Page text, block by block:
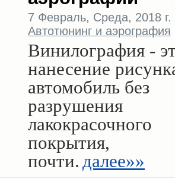
7 Февраль, Среда, 2018 г.
Автотюнинг и аэрография
Винилография -
нанесение
автомобиль без
разрушения
лакокрасочного
покрытия,
почти. далее»»